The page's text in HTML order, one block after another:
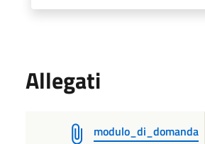
Allegati
modulo_di_domanda